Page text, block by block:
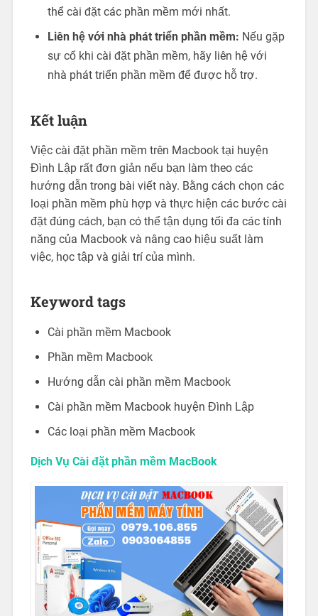
thể cài đặt các phần mềm mới nhất.
Liên hệ với nhà phát triển phần mềm: Nếu gặp
sự cố khi cài đặt phần mềm, hãy liên hệ với
nhà phát triển phần mềm để được hỗ trợ.
Kết luận
Việc cài đặt phần mềm trên Macbook tại huyện
Đình Lập rất đơn giản nếu bạn làm theo các
hướng dẫn trong bài viết này. Bằng cách chọn các
loại phần mềm phù hợp và thực hiện các bước cài
đặt đúng cách, bạn có thể tận dụng tối đa các tính
năng của Macbook và nâng cao hiệu suất làm
việc, học tập và giải trí của mình.
Keyword tags
Cài phần mềm Macbook
Phần mềm Macbook
Hướng dẫn cài phần mềm Macbook
Cài phần mềm Macbook huyện Đình Lập
Các loại phần mềm Macbook
Dịch Vụ Cài đặt phần mềm MacBook